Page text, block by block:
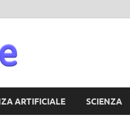
ARTIFICIALE SCIENZA